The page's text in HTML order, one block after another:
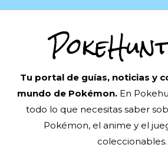
Tu portal de guías, noticias y
mundo de Pokémon.En
todo lo que necesitas saber
Pokémon, el anime y el
coleccionables.